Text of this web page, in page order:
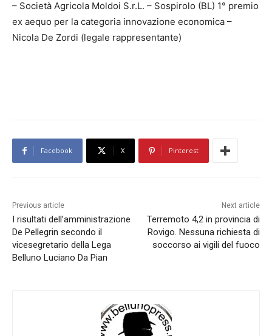
– Società Agricola Moldoi S.r.L. – Sospirolo (BL) 1° premio
ex aequo per la categoria innovazione economica –
Nicola De Zordi (legale rappresentante)
Facebook X Pinterest
Previous article
I risultati dell’amministrazione
De Pellegrin secondo il
vicesegretario della Lega
Belluno Luciano Da Pian
Next article
Terremoto 4,2 in provincia di
Rovigo. Nessuna richiesta di
soccorso ai vigili del fuoco